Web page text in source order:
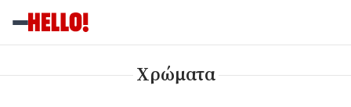
Χρώματα